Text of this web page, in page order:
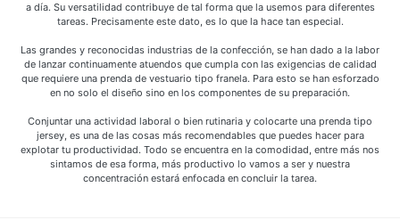
a día. Su versatilidad contribuye de tal forma que la usemos para diferentes
tareas. Precisamente este dato, es lo que la hace tan especial.
Las grandes y reconocidas industrias de la confección, se han dado a la labor
de lanzar continuamente atuendos que cumpla con las exigencias de calidad
que requiere una prenda de vestuario tipo franela. Para esto se han esforzado
en no solo el diseño sino en los componentes de su preparación.
Conjuntar una actividad laboral o bien rutinaria y colocarte una prenda tipo
jersey, es una de las cosas más recomendables que puedes hacer para
explotar tu productividad. Todo se encuentra en la comodidad, entre más nos
sintamos de esa forma, más productivo lo vamos a ser y nuestra
concentración estará enfocada en concluir la tarea.